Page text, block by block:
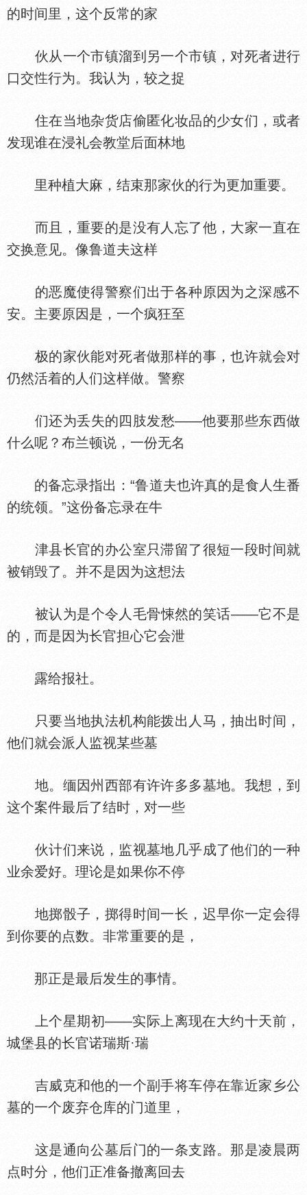
的时间里，这个反常的家
伙从一个市镇溜到另一个市镇，对死者进行
口交
行为。我认为，较之捉
住在当地杂货店偷匿化妆品的少女们，或者
发现谁在浸礼会教堂后面林地
里种植大麻，结束那家伙的行为更加重要。
而且，重要的是没有人忘了他，大家一直在
交换意见。像鲁道夫这样
的恶魔使得警察们出于各种原因为之深感不
安。主要原因是，一个疯狂至
极的家伙能对死者做那样的事，也许就会对
仍然活着的人们这样做。警察
们还为丢失的四肢发愁——他要那些东西做
什么呢？布兰顿说，一份无名
的备忘录指出：“鲁道夫也许真的是食人生番
的统领。”这份备忘录在牛
津县长官的办公室只滞留了很短一段时间就
被销毁了。并不是因为这想法
被认为是个令人毛骨悚然的笑话——它不是
的，而是因为长官担心它会泄
露给报社。
只要当地执法机构能拨出人马，抽出时间，
他们就会派人监视某些墓
地。缅因州西部有许许多多墓地。我想，到
这个案件最后了结时，对一些
伙计们来说，监视墓地几乎成了他们的一种
业余爱好。理论是如果你不停
地掷骰子，掷得时间一长，迟早你一定会得
到你要的点数。非常重要的是，
那正是最后发生的事情。
上个星期初——实际上离现在大约十天前，
城堡县的长官诺瑞斯·瑞
吉威克和他的一个副手将车停在靠近家乡公
墓的一个废弃仓库的门道里，
这是通向公墓后门的一条支路。那是凌晨两
点时分，他们正准备撤离回去